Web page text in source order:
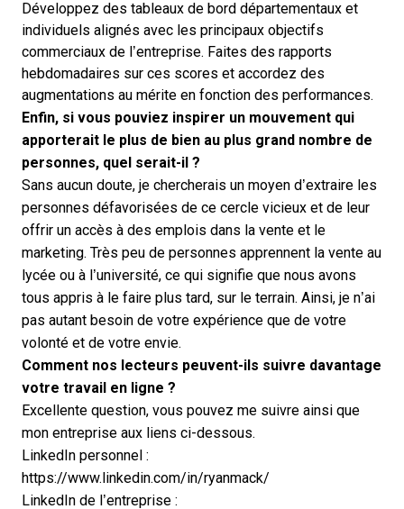
Développez des tableaux de bord départementaux et
individuels alignés avec les principaux objectifs
commerciaux de l’entreprise. Faites des rapports
hebdomadaires sur ces scores et accordez des
augmentations au mérite en fonction des performances.
Enfin, si vous pouviez inspirer un mouvement qui
apporterait le plus de bien au plus grand nombre de
personnes, quel serait-il ?
Sans aucun doute, je chercherais un moyen d’extraire les
personnes défavorisées de ce cercle vicieux et de leur
offrir un accès à des emplois dans la vente et le
marketing. Très peu de personnes apprennent la vente au
lycée ou à l’université, ce qui signifie que nous avons
tous appris à le faire plus tard, sur le terrain. Ainsi, je n’ai
pas autant besoin de votre expérience que de votre
volonté et de votre envie.
Comment nos lecteurs peuvent-ils suivre davantage
votre travail en ligne ?
Excellente question, vous pouvez me suivre ainsi que
mon entreprise aux liens ci-dessous.
LinkedIn personnel :
https://www.linkedin.com/in/ryanmack/
LinkedIn de l’entreprise :